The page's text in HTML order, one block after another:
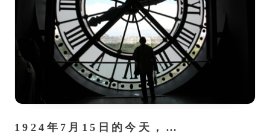
1924年7月15日的今天，…